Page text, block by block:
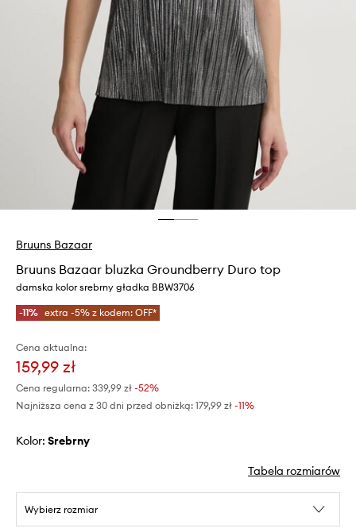
Bruuns Bazaar
Bruuns Bazaar bluzka Groundberry Duro top
damska kolor srebrny gładka BBW3706
-11% extra -5% z kodem: OFF*
Cena aktualna:
159,99 zł
Cena regularna: 339,99 zł -52%
Najniższa cena z 30 dni przed obniżką: 179,99 zł -11%
Kolor: srebrny
Tabela rozmiarów
Wybierz rozmiar